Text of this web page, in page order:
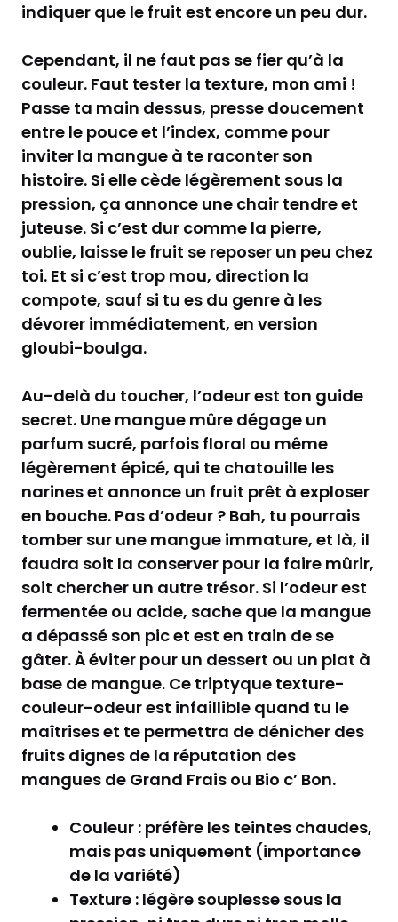
indiquer que le fruit est encore un peu dur.
Cependant, il ne faut pas se fier qu’à la
couleur. Faut tester la texture, mon ami !
Passe ta main dessus, presse doucement
entre le pouce et l’index, comme pour
inviter la mangue à te raconter son
histoire. Si elle cède légèrement sous la
pression, ça annonce une chair tendre et
juteuse. Si c’est dur comme la pierre,
oublie, laisse le fruit se reposer un peu chez
toi. Et si c’est trop mou, direction la
compote, sauf si tu es du genre à les
dévorer immédiatement, en version
gloubi-boulga.
Au-delà du toucher, l’odeur est ton guide
secret. Une mangue mûre dégage un
parfum sucré, parfois floral ou même
légèrement épicé, qui te chatouille les
narines et annonce un fruit prêt à exploser
en bouche. Pas d’odeur ? Bah, tu pourrais
tomber sur une mangue immature, et là, il
faudra soit la conserver pour la faire mûrir,
soit chercher un autre trésor. Si l’odeur est
fermentée ou acide, sache que la mangue
a dépassé son pic et est en train de se
gâter. À éviter pour un dessert ou un plat à
base de mangue. Ce triptyque texture-
couleur-odeur est infaillible quand tu le
maîtrises et te permettra de dénicher des
fruits dignes de la réputation des
mangues de Grand Frais ou Bio c’ Bon.
Couleur : préfère les teintes chaudes,
mais pas uniquement (importance
de la variété)
Texture : légère souplesse sous la